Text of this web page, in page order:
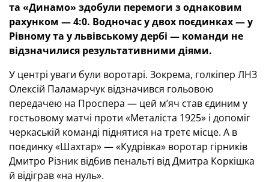
та «Динамо» здобули перемоги з однаковим
рахунком — 4:0. Водночас у двох поєдинках — у
Рівному та у львівському дербі — команди не
відзначилися результативними діями.
У центрі уваги були воротарі. Зокрема, голкіпер ЛНЗ
Олексій Паламарчук відзначився гольовою
передачею на Проспера — цей м’яч став єдиним у
гостьовому матчі проти «Металіста 1925» і допоміг
черкаській команді піднятися на третє місце. А в
поєдинку «Шахтар» — «Кудрівка» воротар гірників
Дмитро Різник відбив пенальті від Дмитра Коркішка
й відіграв «на нуль».